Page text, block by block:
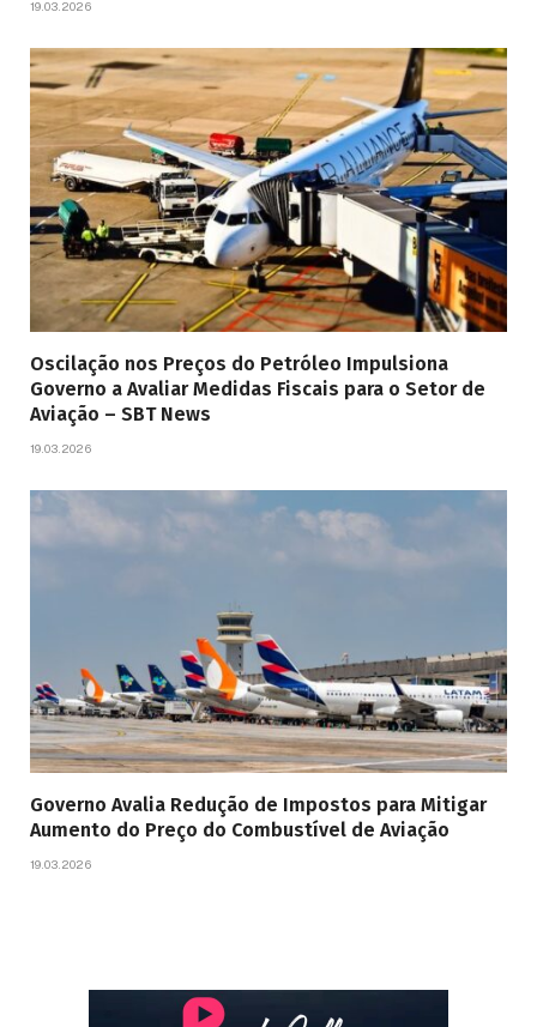
19.03.2026
Oscilação nos Preços do Petróleo Impulsiona
Governo a Avaliar Medidas Fiscais para o Setor de
Aviação – SBT News
19.03.2026
Governo Avalia Redução de Impostos para Mitigar
Aumento do Preço do Combustível de Aviação
19.03.2026